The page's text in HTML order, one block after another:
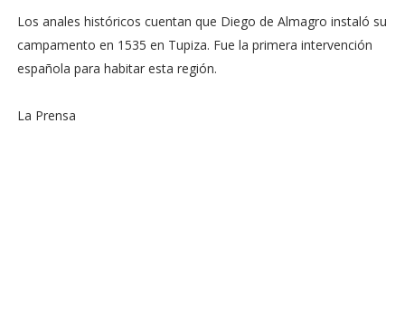
Los anales históricos cuentan que Diego de Almagro instaló su
campamento en 1535 en Tupiza. Fue la primera intervención
española para habitar esta región.
La Prensa